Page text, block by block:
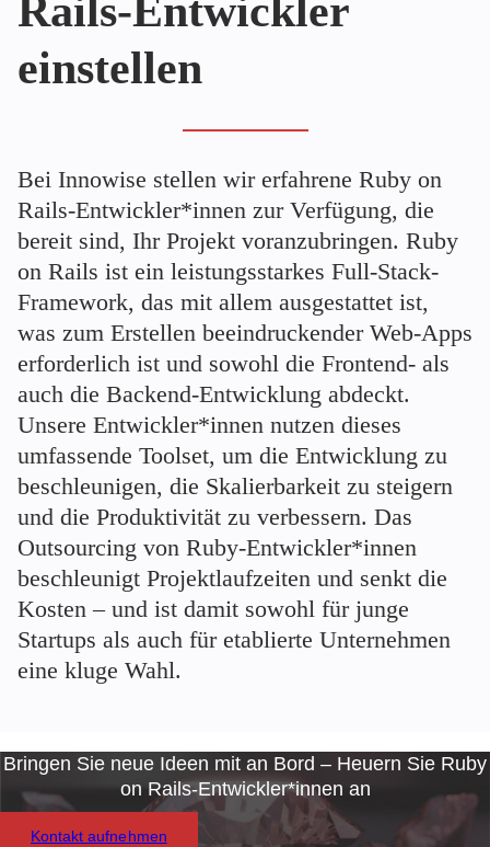
Rails-Entwickler
einstellen
Bei Innowise stellen wir erfahrene Ruby on
Rails-Entwickler*innen zur Verfügung, die
bereit sind, Ihr Projekt voranzubringen. Ruby
on Rails ist ein leistungsstarkes Full-Stack-
Framework, das mit allem ausgestattet ist,
was zum Erstellen beeindruckender Web-Apps
erforderlich ist und sowohl die Frontend- als
auch die Backend-Entwicklung abdeckt.
Unsere Entwickler*innen nutzen dieses
umfassende Toolset, um die Entwicklung zu
beschleunigen, die Skalierbarkeit zu steigern
und die Produktivität zu verbessern. Das
Outsourcing von Ruby-Entwickler*innen
beschleunigt Projektlaufzeiten und senkt die
Kosten – und ist damit sowohl für junge
Startups als auch für etablierte Unternehmen
eine kluge Wahl.
Bringen Sie neue Ideen mit an Bord – Heuern Sie Ruby
on Rails-Entwickler*innen an
Kontakt aufnehmen